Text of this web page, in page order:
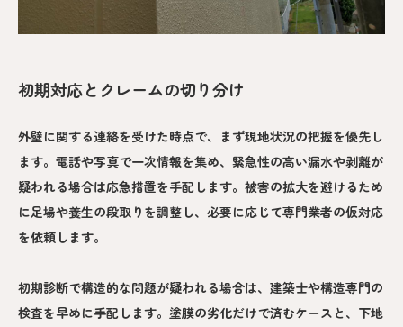
初期対応とクレームの切り分け
外壁に関する連絡を受けた時点で、まず現地状況の把握を優先し
ます。電話や写真で一次情報を集め、緊急性の高い漏水や剥離が
疑われる場合は応急措置を手配します。被害の拡大を避けるため
に足場や養生の段取りを調整し、必要に応じて専門業者の仮対応
を依頼します。
初期診断で構造的な問題が疑われる場合は、建築士や構造専門の
検査を早めに手配します。塗膜の劣化だけで済むケースと、下地